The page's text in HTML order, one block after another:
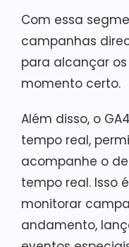
Com essa
campanhas
para alcançar
momento certo.
Além disso, o
tempo real,
acompanhe o
tempo real. Isso
monitorar
andamento,